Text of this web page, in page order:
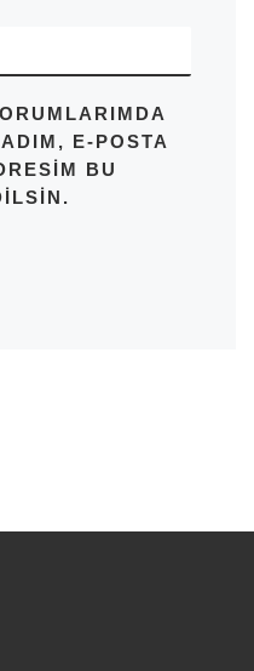
E-POSTA
BU